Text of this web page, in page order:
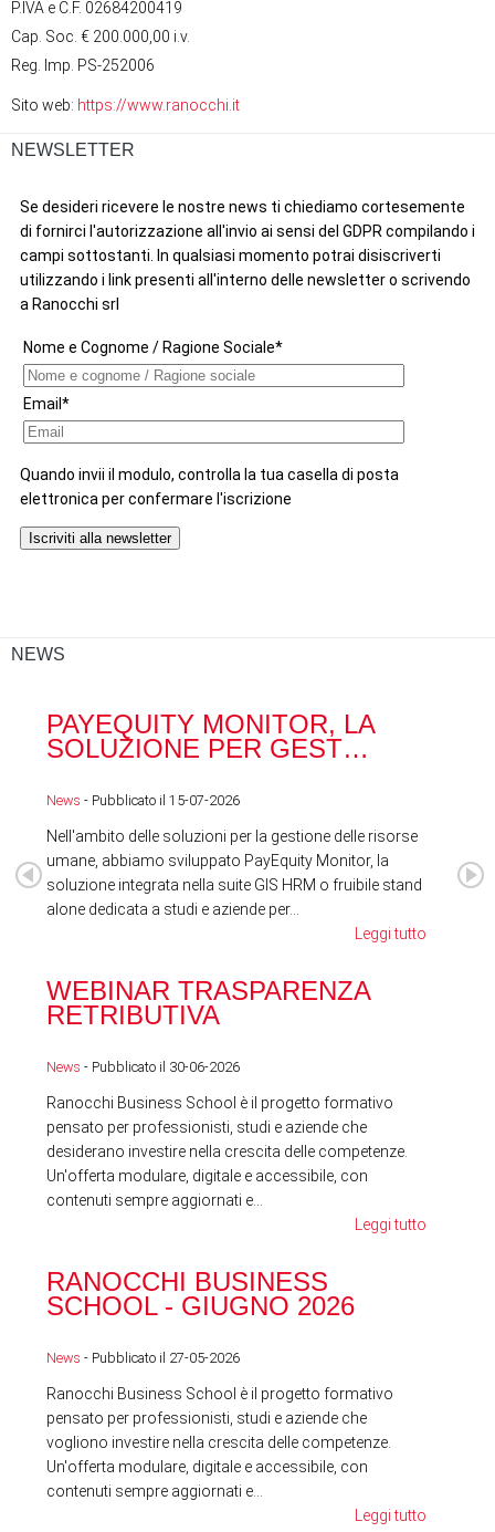
P.IVA e C.F. 02684200419
Cap. Soc. € 200.000,00 i.v.
Reg. Imp. PS-252006
Sito web: https://www.ranocchi.it
NEWSLETTER
NEWS
PAYEQUITY MONITOR, LA
SOLUZIONE PER GEST…
News - Pubblicato il 15-07-2026
Nell'ambito delle soluzioni per la gestione delle risorse
umane, abbiamo sviluppato PayEquity Monitor, la
soluzione integrata nella suite GIS HRM o fruibile stand
alone dedicata a studi e aziende per...
Leggi tutto
WEBINAR TRASPARENZA
RETRIBUTIVA
News - Pubblicato il 30-06-2026
Ranocchi Business School è il progetto formativo
pensato per professionisti, studi e aziende che
desiderano investire nella crescita delle competenze.
Un'offerta modulare, digitale e accessibile, con
contenuti sempre aggiornati e...
Leggi tutto
RANOCCHI BUSINESS
SCHOOL - GIUGNO 2026
News - Pubblicato il 27-05-2026
Ranocchi Business School è il progetto formativo
pensato per professionisti, studi e aziende che
vogliono investire nella crescita delle competenze.
Un'offerta modulare, digitale e accessibile, con
contenuti sempre aggiornati e...
Leggi tutto